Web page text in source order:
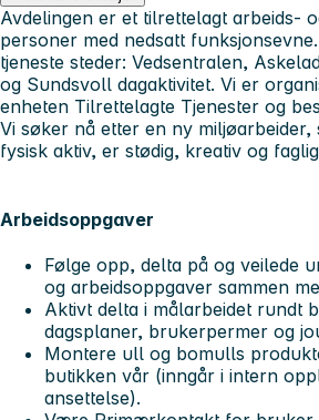
Avdelingen er et tilrettelagt arbeids-
personer med nedsatt
tjeneste steder: Vedsentralen,
og Sundsvoll dagaktivitet. Vi er
enheten Tilrettelagte Tjenester og
Vi søker nå etter en ny
fysisk aktiv, er stødig, kreativ og
Arbeidsoppgaver
Følge opp, delta på og veilede
og arbeidsoppgaver sammen
Aktivt delta i målarbeidet rundt
dagsplaner, brukerpermer og
Montere ull og bomulls
butikken vår (inngår i intern
ansettelse).